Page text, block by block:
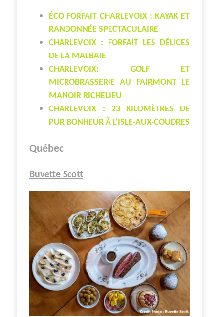
ÉCO FORFAIT CHARLEVOIX : KAYAK ET
RANDONNÉE SPECTACULAIRE
CHARLEVOIX : FORFAIT LES DÉLICES
DE LA MALBAIE
CHARLEVOIX: GOLF ET
MICROBRASSERIE AU FAIRMONT LE
MANOIR RICHELIEU
CHARLEVOIX : 23 KILOMÈTRES DE
PUR BONHEUR À L'ISLE-AUX-COUDRES
Québec
Buvette Scott